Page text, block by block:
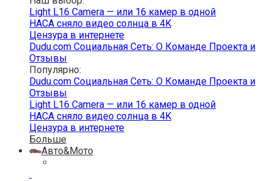
Light L16 Camera — или 16 камер в одной
НАСА сняло видео солнца в 4K
Цензура в интернете
Dudu.com Cоциальная Cеть: О Команде Проекта и
Отзывы
Популярно:
Dudu.com Cоциальная Cеть: О Команде Проекта и
Отзывы
Light L16 Camera — или 16 камер в одной
НАСА сняло видео солнца в 4K
Цензура в интернете
Больше
Авто&Мото